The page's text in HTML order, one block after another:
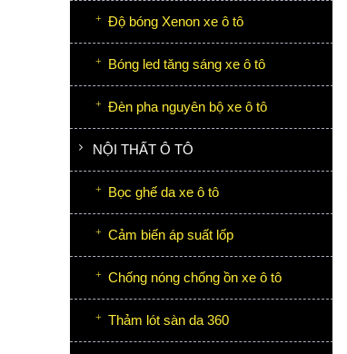
Độ bóng Xenon xe ô tô
Bóng led tăng sáng xe ô tô
Đèn pha nguyên bộ xe ô tô
NỘI THẤT Ô TÔ
Bọc ghế da xe ô tô
Cảm biến áp suất lốp
Chống nóng chống ồn xe ô tô
Thảm lót sàn da 360